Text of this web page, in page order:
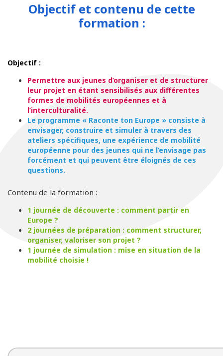
Objectif et contenu de cette
formation :
Objectif :
Permettre aux jeunes d’organiser et de structurer
leur projet en étant sensibilisés aux différentes
formes de mobilités européennes et à
l’interculturalité.
Le programme « Raconte ton Europe » consiste à
envisager, construire et simuler à travers des
ateliers spécifiques, une expérience de mobilité
européenne pour des jeunes qui ne l’envisage pas
forcément et qui peuvent être éloignés de ces
questions.
Contenu de la formation :
1 journée de découverte : comment partir en
Europe ?
2 journées de préparation : comment structurer,
organiser, valoriser son projet ?
1 journée de simulation : mise en situation de la
mobilité choisie !